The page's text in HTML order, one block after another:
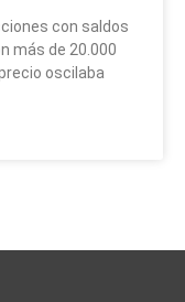
con saldos
más de 20.000
oscilaba